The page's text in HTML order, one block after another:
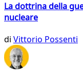
La dottrina della
nucleare
di Vittorio Possenti